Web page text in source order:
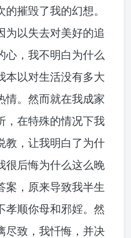
摧毁了我的幻想。
为以失去对美好的追
心，我不明白为什么
本以对生活没有多大
情。然而就在我成家
，在特殊的情况下我
教，让我明白了为什
很后悔为什么这么晚
案，原来导致我半生
孝顺你母和邪婬。然
尽致，我忏悔，并决